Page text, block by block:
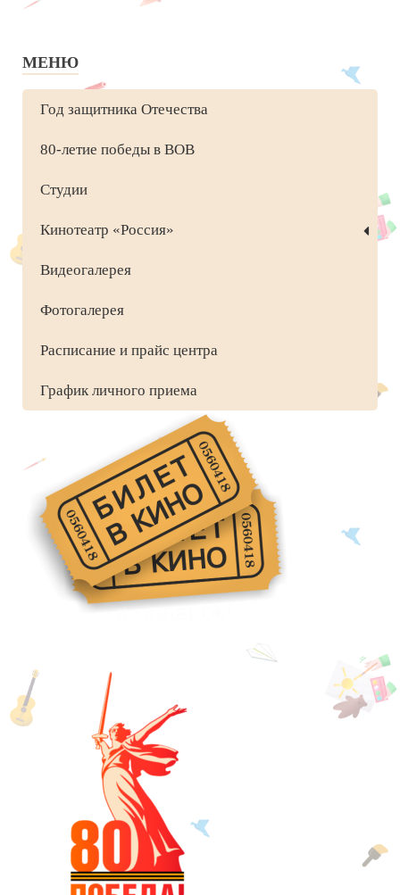
МЕНЮ
Год защитника Отечества
80-летие победы в ВОВ
Студии
Кинотеатр «Россия»
Видеогалерея
Фотогалерея
Расписание и прайс центра
График личного приема